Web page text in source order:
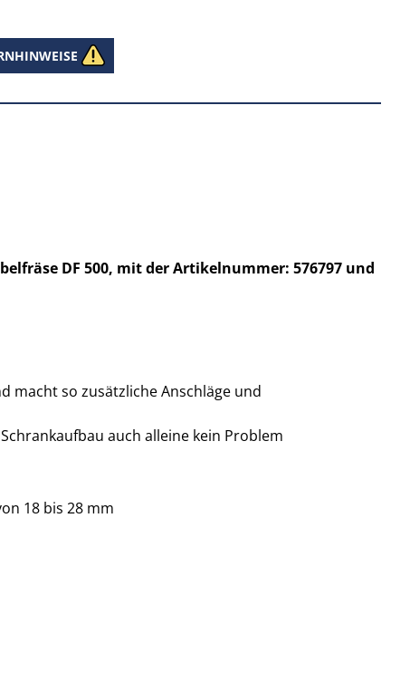
DF 500, mit der Artikelnummer: 576797 und
macht so zusätzliche Anschläge und
auch alleine kein Problem
18 bis 28 mm